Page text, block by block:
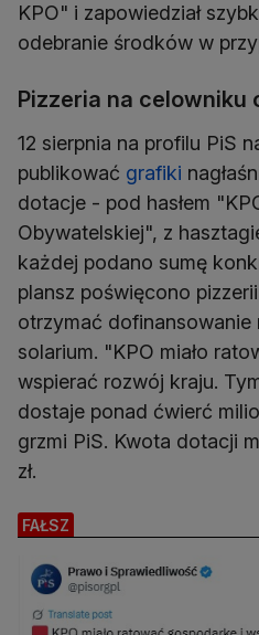
KPO" i zapowiedział
odebranie środków w
Pizzeria na celowniku
12 sierpnia na profilu PiS
publikować grafiki
dotacje - pod hasłem
Obywatelskiej", z
każdej podano sumę
plansz poświęcono
otrzymać dofinansowanie
solarium. "KPO miało
wspierać rozwój kraju.
dostaje ponad ćwierć
grzmi PiS. Kwota dotacji
zł.
FAŁSZ